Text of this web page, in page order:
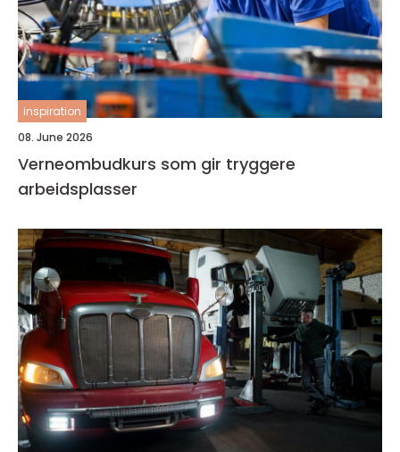
inspiration
08. June 2026
Verneombudkurs som gir tryggere
arbeidsplasser